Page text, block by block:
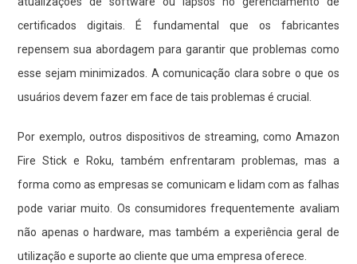
certificados digitais. É fundamental que os fabricantes
repensem sua abordagem para garantir que problemas como
esse sejam minimizados. A comunicação clara sobre o que os
usuários devem fazer em face de tais problemas é crucial.
Por exemplo, outros dispositivos de streaming, como Amazon
Fire Stick e Roku, também enfrentaram problemas, mas a
forma como as empresas se comunicam e lidam com as falhas
pode variar muito. Os consumidores frequentemente avaliam
não apenas o hardware, mas também a experiência geral de
utilização e suporte ao cliente que uma empresa oferece.